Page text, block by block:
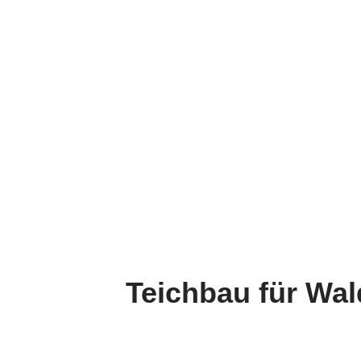
Teichbau für